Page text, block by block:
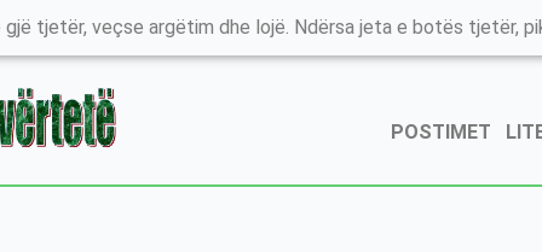
tjetër, veçse argëtim dhe lojë. Ndërsa jeta e botës tjetër,
POSTIMET